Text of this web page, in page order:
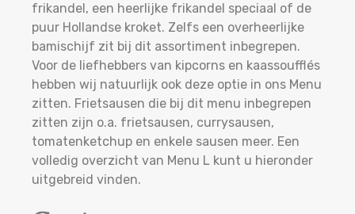
frikandel, een heerlijke frikandel speciaal of de
puur Hollandse kroket. Zelfs een overheerlijke
bamischijf zit bij dit assortiment inbegrepen.
Voor de liefhebbers van kipcorns en kaassoufflés
hebben wij natuurlijk ook deze optie in ons Menu
zitten. Frietsausen die bij dit menu inbegrepen
zitten zijn o.a. frietsausen, currysausen,
tomatenketchup en enkele sausen meer. Een
volledig overzicht van Menu L kunt u hieronder
uitgebreid vinden.